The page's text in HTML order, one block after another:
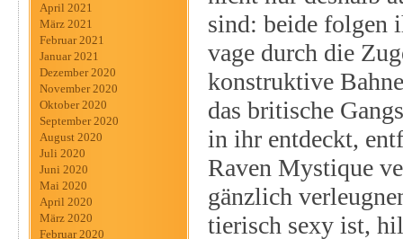
April 2021
März 2021
Februar 2021
Januar 2021
Dezember 2020
November 2020
Oktober 2020
September 2020
August 2020
Juli 2020
Juni 2020
Mai 2020
April 2020
März 2020
Februar 2020
sind: beide folgen
vage durch die
konstruktive
das britische
in ihr entdeckt,
Raven Mystique
gänzlich
tierisch sexy ist,